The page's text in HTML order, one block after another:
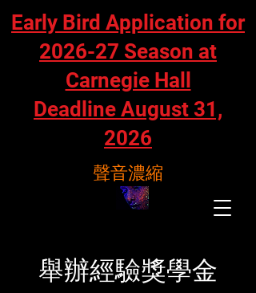
聲音濃縮
Early Bird Application for
2026-27 Season at
Carnegie Hall
Deadline August 31,
2026
舉辦經驗獎學金